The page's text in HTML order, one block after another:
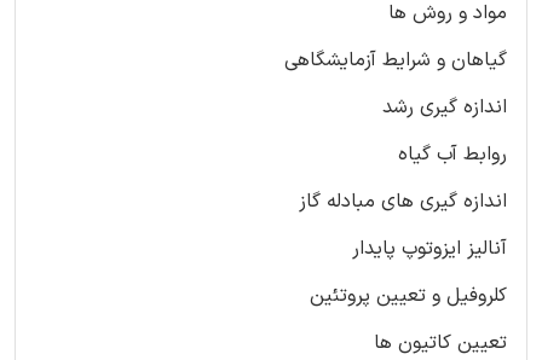
مواد و روش ها
گیاهان و شرایط آزمایشگاهی
اندازه گیری رشد
روابط آب گیاه
اندازه گیری های مبادله گاز
آنالیز ایزوتوپ پایدار
کلروفیل و تعیین پروتئین
تعیین کاتیون ها